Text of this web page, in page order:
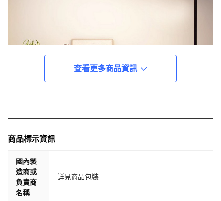
查看更多商品資訊
商品標示資訊
國內製
造商或
負責商
名稱
詳見商品包裝